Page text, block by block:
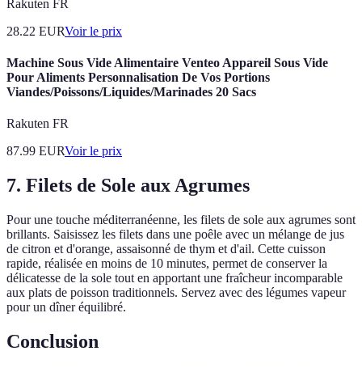
Rakuten FR
28.22 EURVoir le prix
Machine Sous Vide Alimentaire Venteo Appareil Sous Vide
Pour Aliments Personnalisation De Vos Portions
Viandes/Poissons/Liquides/Marinades 20 Sacs
Rakuten FR
87.99 EURVoir le prix
7. Filets de Sole aux Agrumes
Pour une touche méditerranéenne, les filets de sole aux agrumes sont
brillants. Saisissez les filets dans une poêle avec un mélange de jus
de citron et d'orange, assaisonné de thym et d'ail. Cette cuisson
rapide, réalisée en moins de 10 minutes, permet de conserver la
délicatesse de la sole tout en apportant une fraîcheur incomparable
aux plats de poisson traditionnels. Servez avec des légumes vapeur
pour un dîner équilibré.
Conclusion